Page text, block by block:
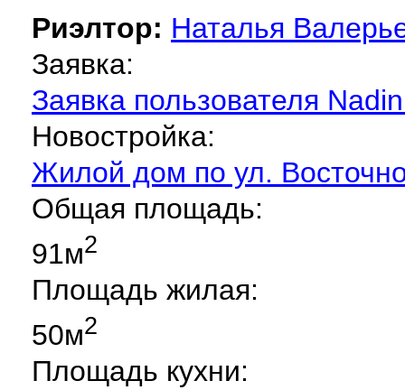
Риэлтор: Наталья
Заявка:
Заявка пользователя
Новостройка:
Жилой дом по ул.
Общая площадь:
91м2
Площадь жилая:
50м2
Площадь кухни: